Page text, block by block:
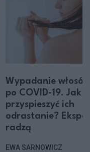
Wypadanie włosów
po COVID-19. Jak
przyspieszyć ich
odrastanie?
radzą
EWA SARNOWICZ